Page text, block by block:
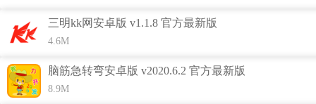
1.从当中找到游戏高手进行陪玩，技术型，聊天型或者是颜值
型都有；
三明kk网安卓版 v1.1.8 官方最新版
4.6M
脑筋急转弯安卓版 v2020.6.2 官方最新版
8.9M